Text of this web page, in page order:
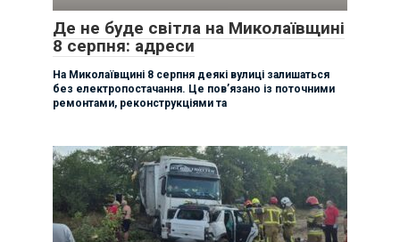
Де не буде світла на Миколаївщині
8 серпня: адреси
На Миколаївщині 8 серпня деякі вулиці залишаться
без електропостачання. Це пов’язано із поточними
ремонтами, реконструкціями та